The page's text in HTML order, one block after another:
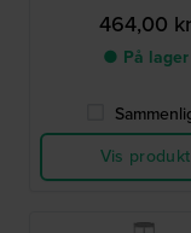
464,00 kr
● På lager
Vis produkt